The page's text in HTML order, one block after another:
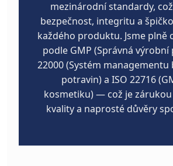
mezinárodní standardy,
bezpečnost, integritu a
každého produktu. Jsme plně
podle GMP (Správná výrobní
22000 (Systém managementu
potravin) a ISO 22716
kosmetiku) — což je
kvality a naprosté důvěry